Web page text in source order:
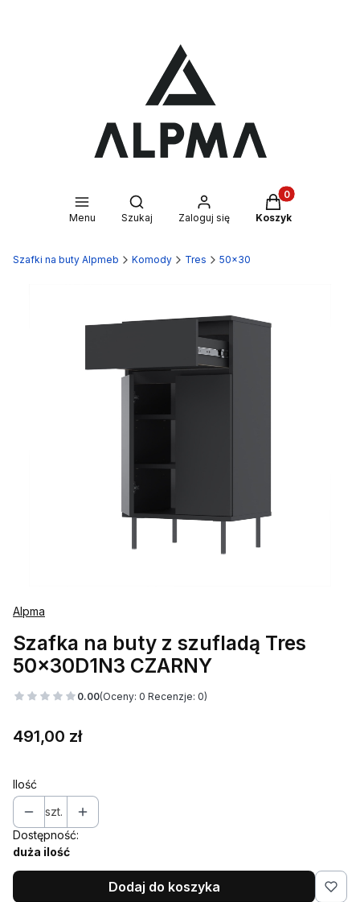
Menu
Otwórz wyszukiwarkę
Szukaj Zaloguj się
Produkty w
Koszyk
Szafki na buty Alpmeb Komody Tres 50x30
Alpma
Szafka na buty z szufladą Tres
50x30D1N3 CZARNY
0.00(Oceny: 0 Recenzje: 0)
Cena
491,00 zł
Ilość
szt.
Dostępność:
duża ilość
Dodaj do koszyka